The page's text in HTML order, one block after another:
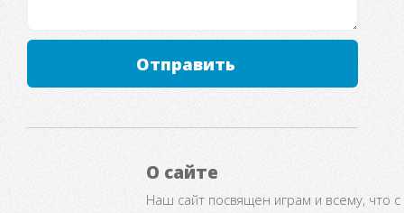
Отправить
О сайте
Наш сайт посвящен играм и всему, что